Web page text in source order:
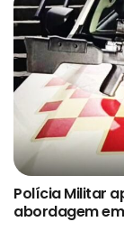
Polícia Militar
abordagem